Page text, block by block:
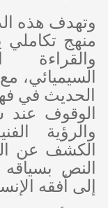
وتهدف هذه
منهج تكاملي
والقراءة
السيميائي،
الحديث في
الوقوف عند
والرؤية
الكشف عن
النص بسياقه
إلى أفقه